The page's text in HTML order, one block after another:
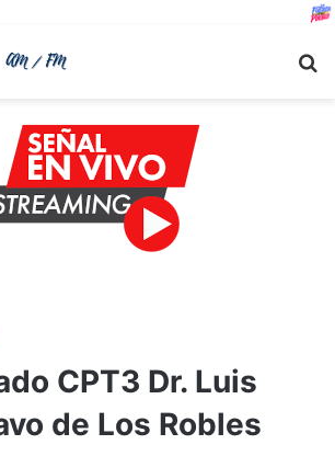
CPT3 Dr. Luis
de Los Robles